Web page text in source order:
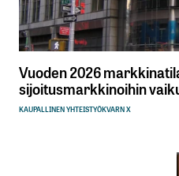
Vuoden 2026
sijoitusmarkkinoihin
KAUPALLINEN YHTEISTYÖKVARN X